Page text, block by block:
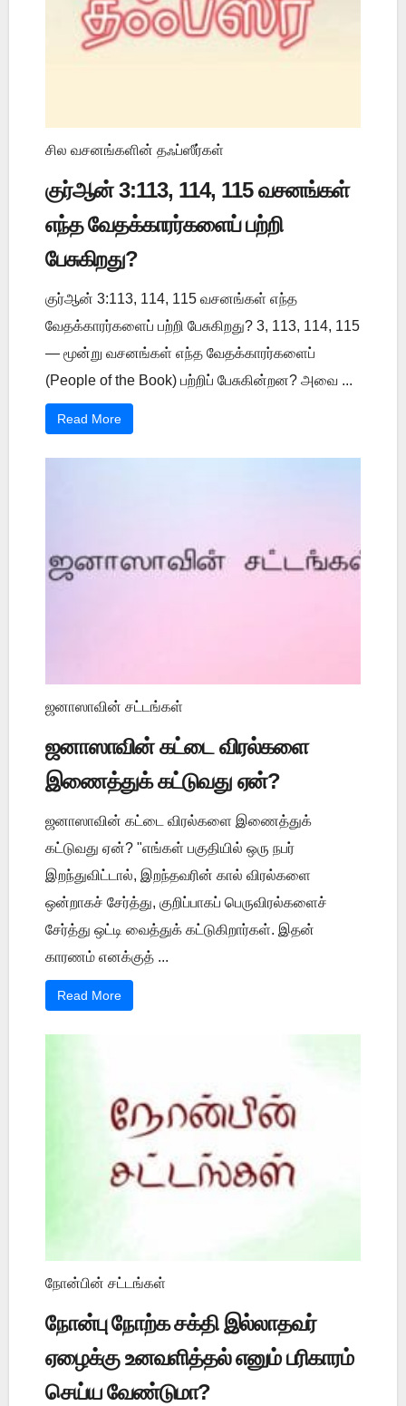
சில வசனங்களின் தஃப்ஸீர்கள்
குர்ஆன் 3:113, 114, 115 வசனங்கள்
எந்த வேதக்காரர்களைப் பற்றி
பேசுகிறது?
குர்ஆன் 3:113, 114, 115 வசனங்கள் எந்த
வேதக்காரர்களைப் பற்றி பேசுகிறது? 3, 113, 114, 115
— மூன்று வசனங்கள் எந்த வேதக்காரர்களைப்
(People of the Book) பற்றிப் பேசுகின்றன? அவை ...
Read More
ஜனாஸாவின் சட்டங்கள்
ஜனாஸாவின் கட்டை விரல்களை
இணைத்துக் கட்டுவது ஏன்?
ஜனாஸாவின் கட்டை விரல்களை இணைத்துக்
கட்டுவது ஏன்? "எங்கள் பகுதியில் ஒரு நபர்
இறந்துவிட்டால், இறந்தவரின் கால் விரல்களை
ஒன்றாகச் சேர்த்து, குறிப்பாகப் பெருவிரல்களைச்
சேர்த்து ஒட்டி வைத்துக் கட்டுகிறார்கள். இதன்
காரணம் எனக்குத் ...
Read More
நோன்பின் சட்டங்கள்
நோன்பு நோற்க சக்தி இல்லாதவர்
ஏழைக்கு உனவளித்தல் எனும் பரிகாரம்
செய்ய வேண்டுமா?